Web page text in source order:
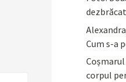
Cum s-a
corpul